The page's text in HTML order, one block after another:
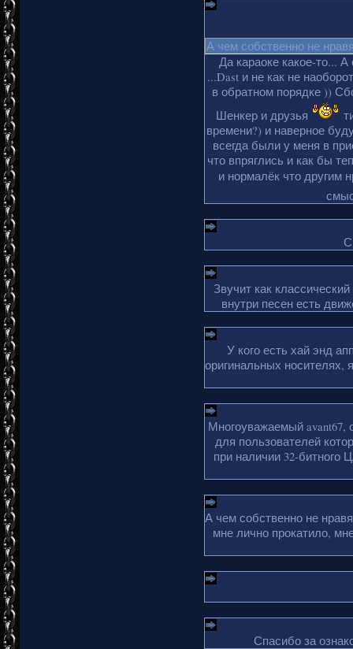
А чем собственно не
Да караоке какое-то...
...Dast и не как не
в обратном порядке ))
Шенкер и друзья
времени?) и наверное
всегда были у меня в
что впряглись и как бы
и нормалёк что другим
Звучит как
внутри песен есть
У кого есть хай энд
оригинальных
Многоуважаемый
для пользователей
при наличии 32-битного
А чем собственно не
мне лично прокатило,
Спасибо за